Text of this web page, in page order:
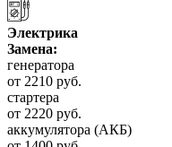
Электрика
Замена:
генератора
от 2210 руб.
стартера
от 2220 руб.
аккумулятора (АКБ)